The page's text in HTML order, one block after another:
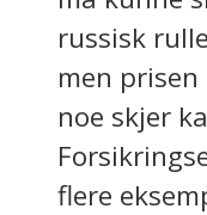
russisk
men
noe skjer
flere